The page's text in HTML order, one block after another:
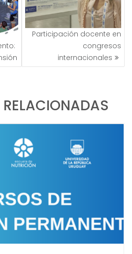
Participación docente en
congresos
internacionales